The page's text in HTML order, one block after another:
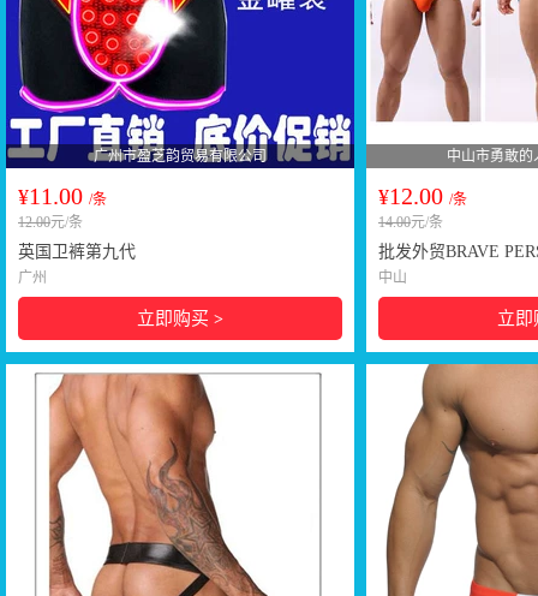
广州市盈芝韵贸易有限公司
¥11.00 /条
12.00元/条
英国卫裤第九代
广州
立即购买 >
中山市勇敢
¥12.00 /条
14.00元/条
批发外贸BRAVE
裤
中山
立